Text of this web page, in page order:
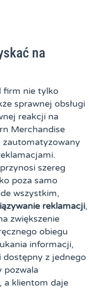
na
firm nie tylko
sprawnej obsługi
reakcji na
Merchandise
szereg
poza samo
wszystkim,
reklamacji,
zwiększenie
obiegu
informacji,
dostępny z jednego
pozwala
a klientom daje